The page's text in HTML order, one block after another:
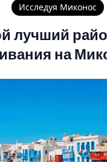
Исследуя Миконос
лучший
на